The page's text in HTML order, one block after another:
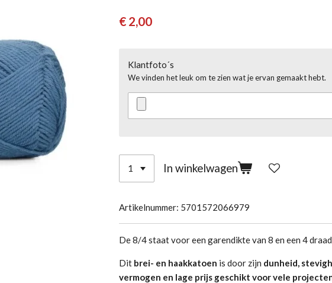
€ 2,00
Klantfoto´s
We vinden het leuk om te zien wat je ervan gemaakt hebt.
In winkelwagen
Artikelnummer: 5701572066979
De 8/4 staat voor een garendikte van 8 en een 4
Dit brei- en haakkatoen is door zijn dunheid,
vermogen en lage prijs geschikt voor vele